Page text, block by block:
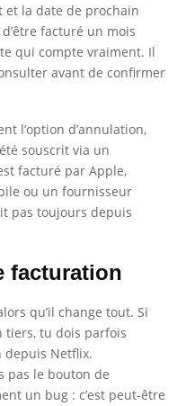
et la date de prochain
facturé un mois
qui compte vraiment. Il
avant de confirmer
l’option d’annulation,
souscrit via un
facturé par Apple,
ou un fournisseur
pas toujours depuis
facturation
qu’il change tout. Si
tiers, tu dois parfois
depuis Netflix.
pas le bouton de
un bug : c’est peut-être